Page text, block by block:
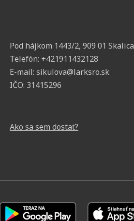
Pod hájkom 1443/2, 909 01 Skalica
Telefón: +421911432128
E-mail: sikulova@larksro.sk
IČO: 31415296
Ako sa sem dostať?